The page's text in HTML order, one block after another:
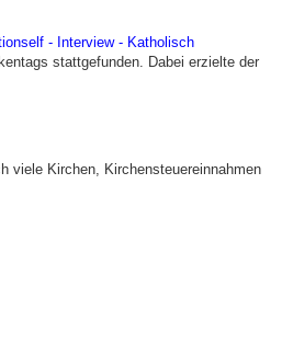
- Interview - Katholisch
stattgefunden. Dabei erzielte der
viele Kirchen, Kirchensteuereinnahmen